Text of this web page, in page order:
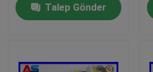
Hakkımızda
Talep Gönder